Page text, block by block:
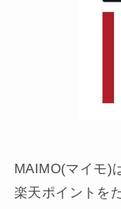
MAIMO(マイモ)
楽天ポイントを